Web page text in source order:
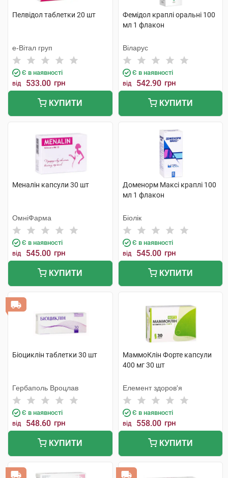
Пелвідол таблетки 20 шт
е-Вітал груп
Є в наявності
від 533.00 грн
КУПИТИ
Фемідол краплі оральні 100
мл 1 флакон
Віларус
Є в наявності
від 542.90 грн
КУПИТИ
Меналін капсули 30 шт
ОмніФарма
Є в наявності
від 545.00 грн
КУПИТИ
Доменорм Максі краплі 100
мл 1 флакон
Біолік
Є в наявності
від 545.00 грн
КУПИТИ
Біоциклін таблетки 30 шт
Гербаполь Вроцлав
Є в наявності
від 548.60 грн
КУПИТИ
МаммоКлін Форте капсули
400 мг 30 шт
Елемент здоров'я
Є в наявності
від 558.00 грн
КУПИТИ